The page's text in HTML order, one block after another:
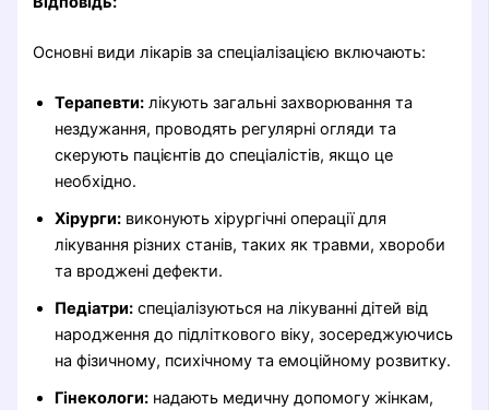
Основні види лікарів за спеціалізацією включають:
Терапевти: лікують загальні захворювання та
нездужання, проводять регулярні огляди та
скерують пацієнтів до спеціалістів, якщо це
необхідно.
Хірурги: виконують хірургічні операції для
лікування різних станів, таких як травми, хвороби
та вроджені дефекти.
Педіатри: спеціалізуються на лікуванні дітей від
народження до підліткового віку, зосереджуючись
на фізичному, психічному та емоційному розвитку.
Гінекологи: надають медичну допомогу жінкам,